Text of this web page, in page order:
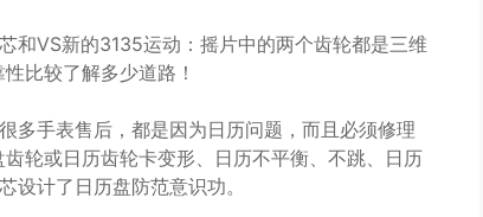
和VS新的3135运动：摇片中的两个齿轮都是三维
比较了解多少道路！
多手表售后，都是因为日历问题，而且必须修理
轮或日历齿轮卡变形、日历不平衡、不跳、日历
设计了日历盘防范意识功。